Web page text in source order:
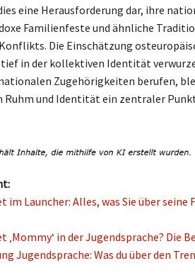
eine Herausforderung dar, ihre
Familienfeste und ähnliche
Die Einschätzung
in der kollektiven Identität
Zugehörigkeiten berufen,
Ruhm und Identität ein zentraler
im Launcher: Alles, was Sie über
‚Mommy‘ in der Jugendsprache? Die
Jugendsprache: Was du über den